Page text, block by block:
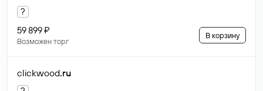
?
59 899 ₽
Возможен торг
В корзину
clickwood.ru